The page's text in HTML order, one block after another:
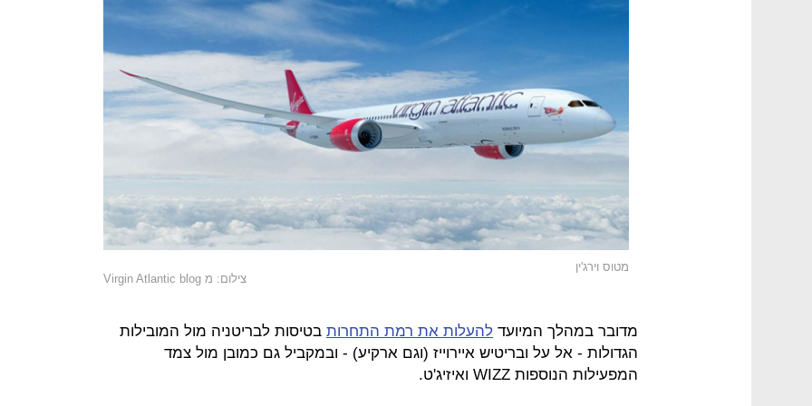
מטוס וירג'ין
צילום: מ Virgin Atlantic blog
מדובר במהלך המיועד להעלות את רמת התחרות בטיסות לבריטניה מול המובילות
הגדולות - אל על ובריטיש איירוייז (וגם ארקיע) - ובמקביל גם כמובן מול צמד
המפעילות הנוספות WIZZ ואיזיג'ט.